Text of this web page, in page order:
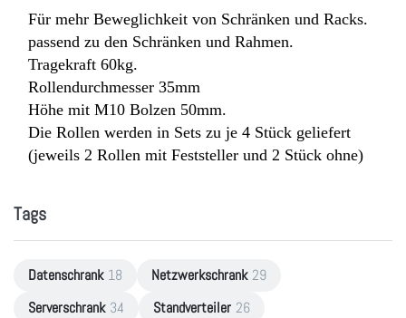
Für mehr Beweglichkeit von Schränken und Racks.
passend zu den Schränken und Rahmen.
Tragekraft 60kg.
Rollendurchmesser 35mm
Höhe mit M10 Bolzen 50mm.
Die Rollen werden in Sets zu je 4 Stück geliefert
(jeweils 2 Rollen mit Feststeller und 2 Stück ohne)
Tags
Datenschrank 18 Netzwerkschrank 29
Serverschrank 34 Standverteiler 26